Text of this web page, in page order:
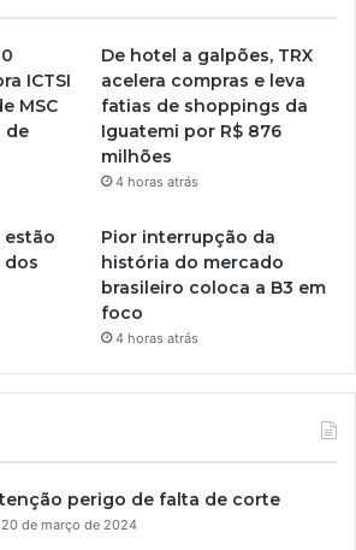
ICTSI
MSC
de
De hotel a galpões, TRX
acelera compras e leva
fatias de shoppings da
Iguatemi por R$ 876
milhões
4 horas atrás
estão
dos
Pior interrupção da
história do mercado
brasileiro coloca a B3 em
foco
4 horas atrás
perigo de falta de corte
20 de março de 2024